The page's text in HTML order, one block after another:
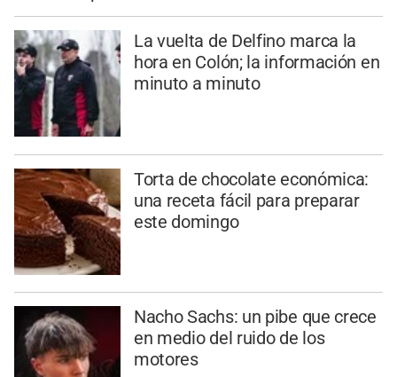
La vuelta de Delfino marca la
hora en Colón; la información en
minuto a minuto
Torta de chocolate económica:
una receta fácil para preparar
este domingo
Nacho Sachs: un pibe que crece
en medio del ruido de los
motores